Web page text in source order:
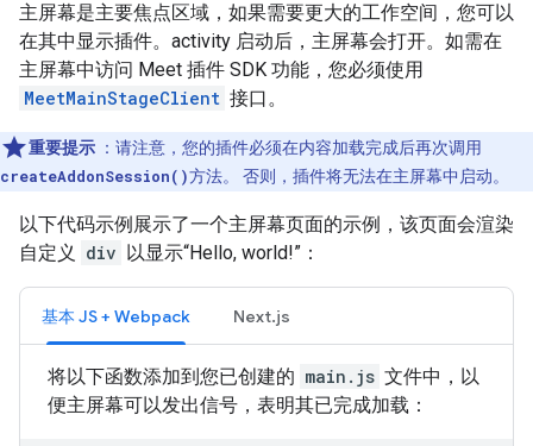
主屏幕是主要焦点区域，如果需要更大的工作空间，您可以
在其中显示插件。activity 启动后，主屏幕会打开。如需在
主屏幕中访问 Meet 插件 SDK 功能，您必须使用
MeetMainStageClient 接口。
重要提示 ：请注意，您的插件必须在内容加载完成后再次调用
createAddonSession()方法。 否则，插件将无法在主屏幕中启动。
以下代码示例展示了一个主屏幕页面的示例，该页面会渲染
自定义
div 以显示“Hello, world!”：
基本 JS + Webpack Next.js
将以下函数添加到您已创建的 main.js 文件中，以
便主屏幕可以发出信号，表明其已完成加载：